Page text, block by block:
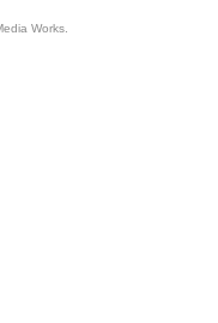
Works.